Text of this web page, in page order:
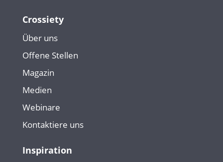
Crossiety
Über uns
Offene Stellen
Magazin
Medien
Webinare
Kontaktiere uns
Inspiration